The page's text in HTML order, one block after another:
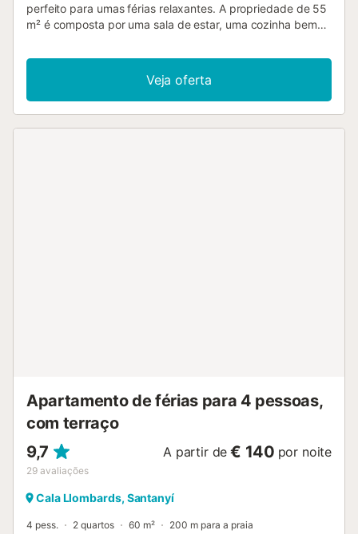
perfeito para umas férias relaxantes. A propriedade de 55
m² é composta por uma sala de estar, uma cozinha bem
acomodar 3 pessoas. As comodidades adicionais incluem
Wi-Fi de alta velocidade (adequado para chamadas de
vídeo), uma televisão, bem como ar condicionado. Um
berço e uma cadeira alta também estão disponíveis. Este
Veja oferta
Apartamento de férias para 4 pessoas,
com terraço
9,7
29 avaliações
A partir de € 140 por noite
Cala Llombards, Santanyí
4 pess. 2 quartos 60 m² 200 m para a praia